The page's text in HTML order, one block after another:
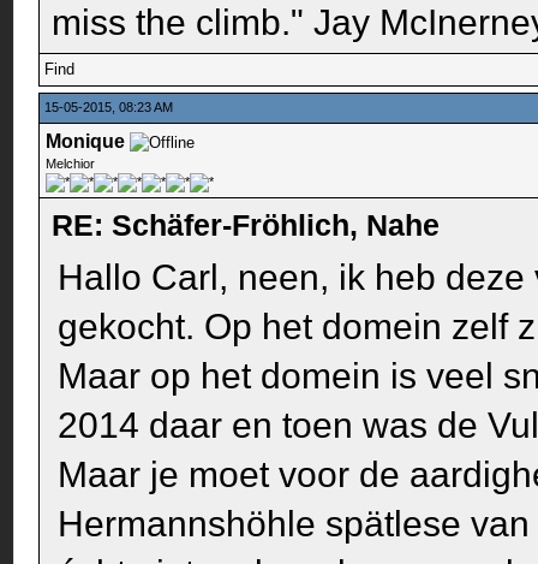
miss the climb." Jay
Find
15-05-2015, 08:23 AM
Monique
Melchior
RE: Schäfer-Fröhlich, Nahe
Hallo Carl, neen, ik heb
gekocht. Op het domein zelf
Maar op het domein is veel
2014 daar en toen was de
Maar je moet voor de
Hermannshöhle spätlese